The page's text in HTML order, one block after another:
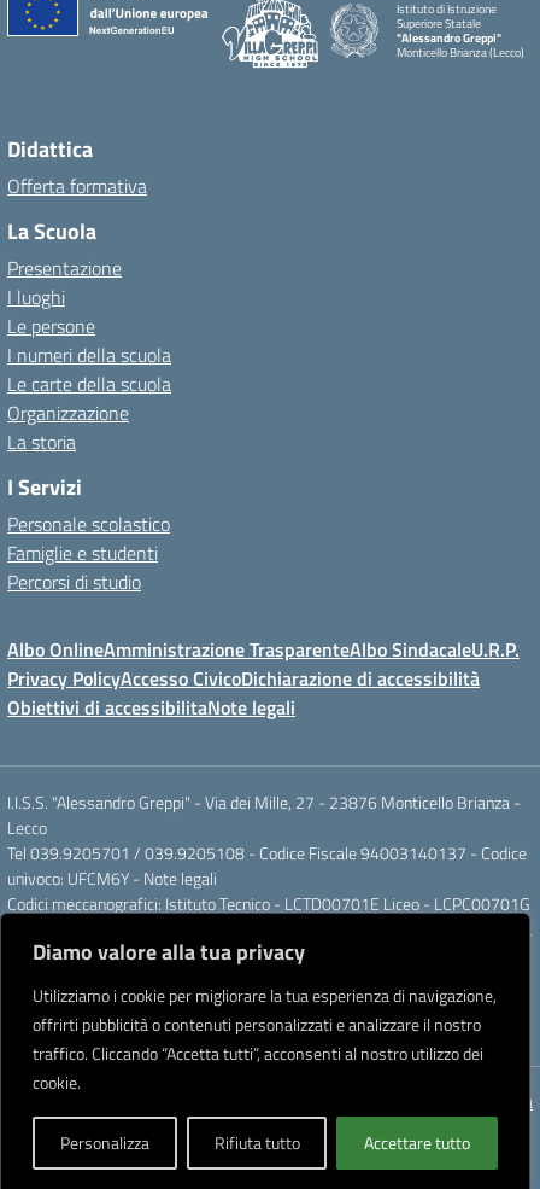
Diamo valore alla tua privacy
Utilizziamo i cookie per migliorare la tua esperienza di navigazione,
offrirti pubblicità o contenuti personalizzati e analizzare il nostro
traffico. Cliccando “Accetta tutti”, acconsenti al nostro utilizzo dei
cookie.
Personalizza Rifiuta tutto Accettare tutto
Istituto di Istruzione
Superiore Statale
"Alessandro Greppi"
Monticello Brianza (Lecco)
Didattica
Offerta formativa
La Scuola
Presentazione
I luoghi
Le persone
I numeri della scuola
Le carte della scuola
Organizzazione
La storia
I Servizi
Personale scolastico
Famiglie e studenti
Percorsi di studio
Albo OnlineAmministrazione TrasparenteAlbo SindacaleU.R.P.
Privacy PolicyAccesso CivicoDichiarazione di accessibilità
Obiettivi di accessibilitaNote legali
I.I.S.S. "Alessandro Greppi" - Via dei Mille, 27 - 23876 Monticello Brianza -
Lecco
Tel 039.9205701 / 039.9205108 - Codice Fiscale 94003140137 - Codice
univoco: UFCM6Y - Note legali
Codici meccanografici: Istituto Tecnico - LCTD00701E Liceo - LCPC00701G
Posta elettronica ordinaria: LCIS007008@ISTRUZIONE.IT Posta elettronica
certificata: LCIS007008@PEC.ISTRUZIONE.IT
Intestato a: Istituto di Istruzione Secondaria Superiore A. Greppi
Partner tecnologicoCreative Software Lab S.r.l.
Concept & Design by Designers Italia